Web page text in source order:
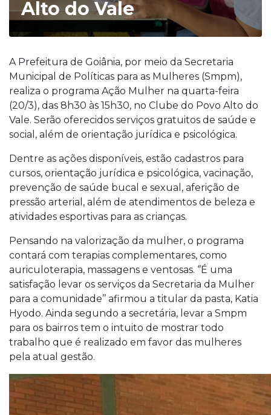
Alto do Vale
A Prefeitura de Goiânia, por meio da Secretaria
Municipal de Políticas para as Mulheres (Smpm),
realiza o programa Ação Mulher na quarta-feira
(20/3), das 8h30 às 15h30, no Clube do Povo Alto do
Vale. Serão oferecidos serviços gratuitos de saúde e
social, além de orientação jurídica e psicológica.
Dentre as ações disponíveis, estão cadastros para
cursos, orientação jurídica e psicológica, vacinação,
prevenção de saúde bucal e sexual, aferição de
pressão arterial, além de atendimentos de beleza e
atividades esportivas para as crianças.
Pensando na valorização da mulher, o programa
contará com terapias complementares, como
auriculoterapia, massagens e ventosas. ‘’É uma
satisfação levar os serviços da Secretaria da Mulher
para a comunidade’’ afirmou a titular da pasta, Katia
Hyodo. Ainda segundo a secretária, levar a Smpm
para os bairros tem o intuito de mostrar todo
trabalho que é realizado em favor das mulheres
pela atual gestão.